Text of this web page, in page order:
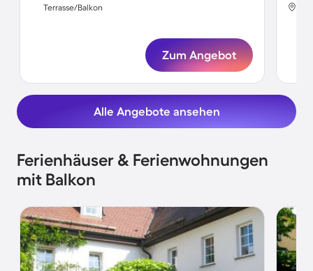
Terrasse/Balkon
Zum Angebot
Alle Angebote ansehen
Ferienhäuser & Ferienwohnungen
mit Balkon